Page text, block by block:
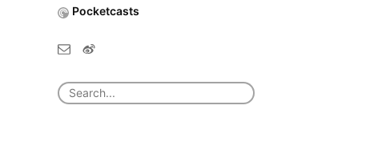
Pocketcasts